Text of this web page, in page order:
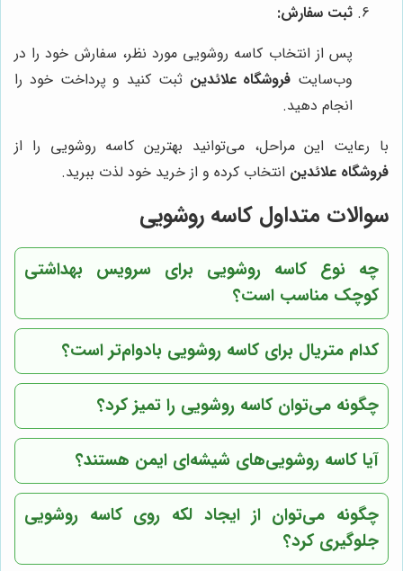
ثبت سفارش:
پس از انتخاب کاسه روشویی مورد نظر، سفارش خود را در
وب‌سایت فروشگاه علائدین ثبت کنید و پرداخت خود را
انجام دهید.
با رعایت این مراحل، می‌توانید بهترین کاسه روشویی را از
فروشگاه علائدین انتخاب کرده و از خرید خود لذت ببرید.
سوالات متداول کاسه روشویی
چه نوع کاسه روشویی برای سرویس بهداشتی
کوچک مناسب است؟
کدام متریال برای کاسه روشویی بادوام‌تر است؟
چگونه می‌توان کاسه روشویی را تمیز کرد؟
آیا کاسه روشویی‌های شیشه‌ای ایمن هستند؟
چگونه می‌توان از ایجاد لکه روی کاسه روشویی
جلوگیری کرد؟